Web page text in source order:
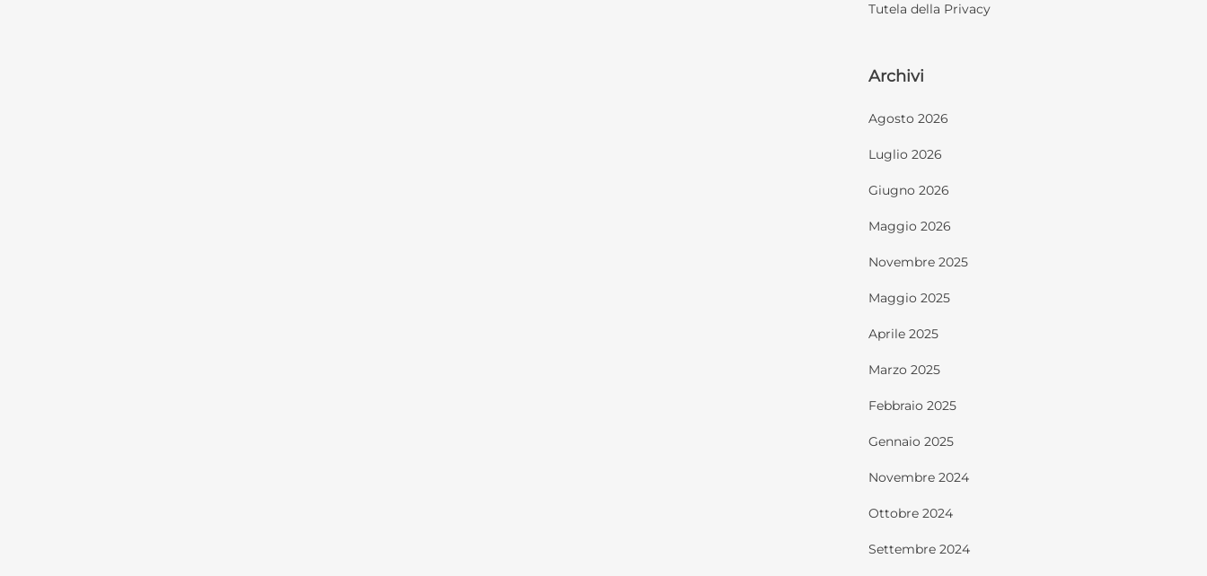
Tutela della Privacy
Archivi
Agosto 2026
Luglio 2026
Giugno 2026
Maggio 2026
Novembre 2025
Maggio 2025
Aprile 2025
Marzo 2025
Febbraio 2025
Gennaio 2025
Novembre 2024
Ottobre 2024
Settembre 2024